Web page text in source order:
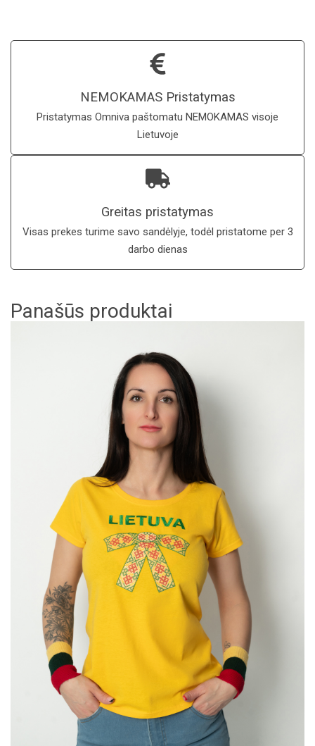
NEMOKAMAS Pristatymas
Pristatymas Omniva paštomatu NEMOKAMAS visoje
Lietuvoje
Greitas pristatymas
Visas prekes turime savo sandėlyje, todėl pristatome per 3
darbo dienas
Panašūs produktai